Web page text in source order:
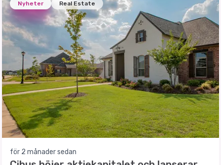
Nyheter Real Estate
för 2 månader sedan